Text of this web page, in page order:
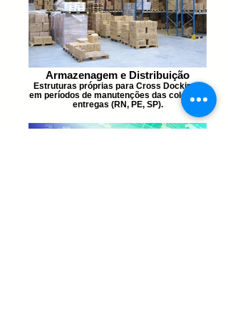
Armazenagem e Distribuição
Estruturas próprias para Cross Dockings
em períodos de manutenções das coletas e
entregas (RN, PE, SP).